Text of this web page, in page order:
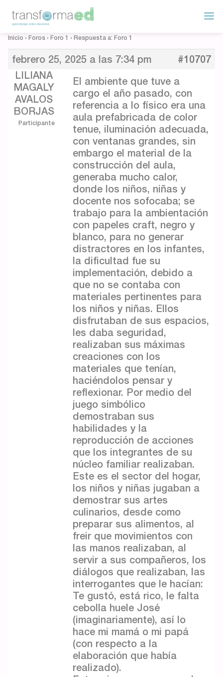
Inicio › Foros › Foro 1 › Respuesta a: Foro 1
febrero 25, 2025 a las 7:34 pm
#10707
LILIANA
MAGALY
AVALOS
BORJAS
Participante
El ambiente que tuve a
cargo el año pasado, con
referencia a lo físico era una
aula prefabricada de color
tenue, iluminación adecuada,
con ventanas grandes, sin
embargo el material de la
construcción del aula,
generaba mucho calor,
donde los niños, niñas y
docente nos sofocaba; se
trabajo para la ambientación
con papeles craft, negro y
blanco, para no generar
distractores en los infantes,
la dificultad fue su
implementación, debido a
que no se contaba con
materiales pertinentes para
los niños y niñas. Ellos
disfrutaban de sus espacios,
les daba seguridad,
realizaban sus máximas
creaciones con los
materiales que tenían,
haciéndolos pensar y
reflexionar. Por medio del
juego simbólico
demostraban sus
habilidades y la
reproducción de acciones
que los integrantes de su
núcleo familiar realizaban.
Este es el sector del hogar,
los niños y niñas jugaban a
demostrar sus artes
culinarios, desde como
preparar sus alimentos, al
freir que movimientos con
las manos realizaban, al
servir a sus compañeros, los
diálogos que realizaban, las
interrogantes que le hacían:
Te gustó, está rico, le falta
cebolla huele José
(imaginariamente), así lo
hace mi mamá o mi papá
(con respecto a la
elaboración que había
realizado).